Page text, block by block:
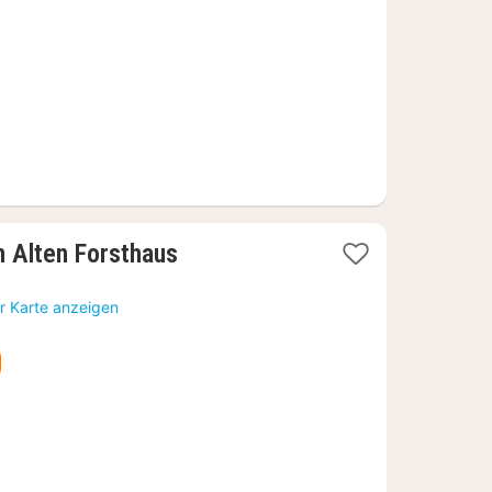
Alten Forsthaus
Karte anzeigen